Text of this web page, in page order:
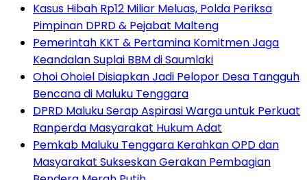
Kasus Hibah Rp12 Miliar Meluas, Polda Periksa
Pimpinan DPRD & Pejabat Malteng
Pemerintah KKT & Pertamina Komitmen Jaga
Keandalan Suplai BBM di Saumlaki
Ohoi Ohoiel Disiapkan Jadi Pelopor Desa Tangguh
Bencana di Maluku Tenggara
DPRD Maluku Serap Aspirasi Warga untuk Perkuat
Ranperda Masyarakat Hukum Adat
Pemkab Maluku Tenggara Kerahkan OPD dan
Masyarakat Sukseskan Gerakan Pembagian